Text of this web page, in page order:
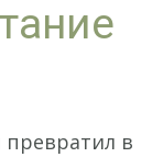
превратил в